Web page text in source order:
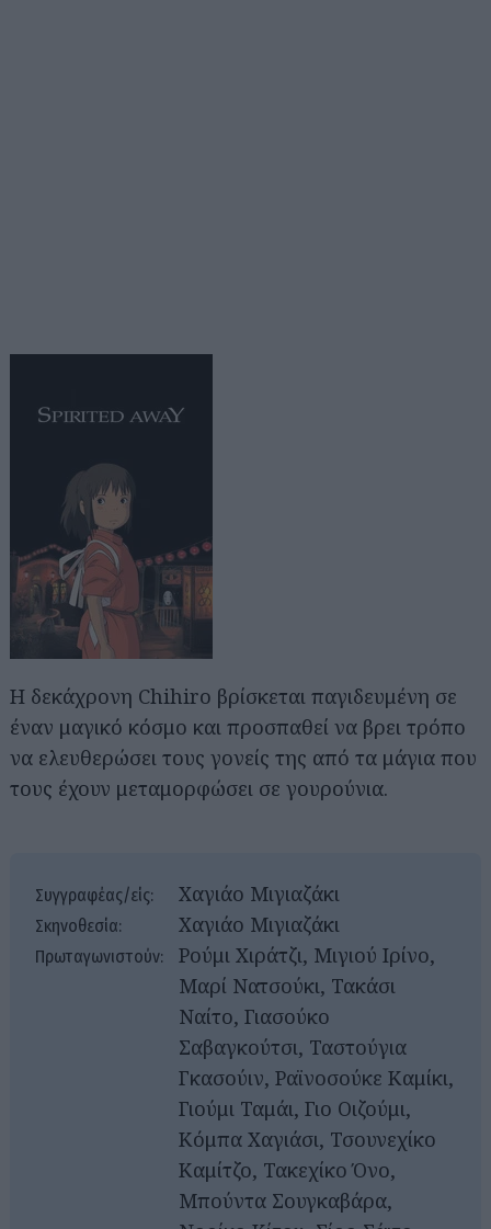
Η δεκάχρονη Chihiro βρίσκεται παγιδευμένη σε
έναν μαγικό κόσμο και προσπαθεί να βρει τρόπο
να ελευθερώσει τους γονείς της από τα μάγια που
τους έχουν μεταμορφώσει σε γουρούνια.
Συγγραφέας/είς: Χαγιάο Μιγιαζάκι
Σκηνοθεσία: Χαγιάο Μιγιαζάκι
Πρωταγωνιστούν:
Ρούμι Χιράτζι, Μιγιού Ιρίνο,
Μαρί Νατσούκι, Τακάσι
Ναίτο, Γιασούκο
Σαβαγκούτσι, Ταστούγια
Γκασούιν, Ραϊνοσούκε Καμίκι,
Γιούμι Ταμάι, Γιο Οιζούμι,
Κόμπα Χαγιάσι, Τσουνεχίκο
Καμίτζο, Τακεχίκο Όνο,
Μπούντα Σουγκαβάρα,